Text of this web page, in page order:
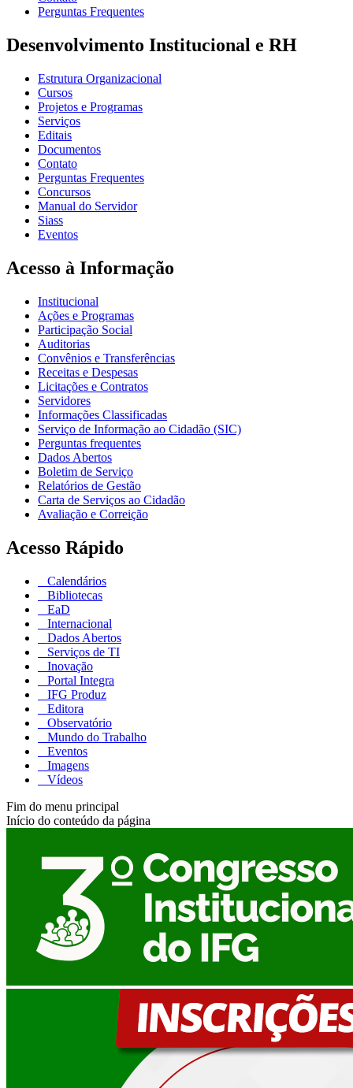
Perguntas Frequentes
Desenvolvimento Institucional e RH
Estrutura Organizacional
Cursos
Projetos e Programas
Serviços
Editais
Documentos
Contato
Perguntas Frequentes
Concursos
Manual do Servidor
Siass
Eventos
Acesso à Informação
Institucional
Ações e Programas
Participação Social
Auditorias
Convênios e Transferências
Receitas e Despesas
Licitações e Contratos
Servidores
Informações Classificadas
Serviço de Informação ao Cidadão (SIC)
Perguntas frequentes
Dados Abertos
Boletim de Serviço
Relatórios de Gestão
Carta de Serviços ao Cidadão
Avaliação e Correição
Acesso Rápido
Calendários
Bibliotecas
EaD
Internacional
Dados Abertos
Serviços de TI
Inovação
Portal Integra
IFG Produz
Editora
Observatório
Mundo do Trabalho
Eventos
Imagens
Vídeos
Fim do menu principal
Início do conteúdo da página